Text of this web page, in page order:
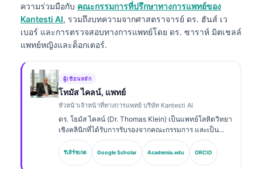
ความร่วมมือกับ คณะกรรมการที่ปรึกษาทางการแพทย์ของ
Kantesti AI, รวมถึงบทความจากศาสตราจารย์ ดร. ฮันส์ เว
เบอร์ และการตรวจสอบทางการแพทย์โดย ดร. ซาราห์ มิตเชลล์
แพทย์หญิงและด็อกเตอร์.
ผู้เขียนหลัก
โทมัส ไคลน์, แพทย์
หัวหน้าเจ้าหน้าที่ทางการแพทย์ บริษัท Kantesti AI
ดร. โธมัส ไคลน์ (Dr. Thomas Klein) เป็นแพทย์โลหิตวิทยา
เชิงคลินิกที่ได้รับการรับรองจากคณะกรรมการ และเป็น
แพทย์อายุรกรรม มีประสบการณ์มากกว่า 15 ปีด้าน
เวชศาสตร์ห้องปฏิบัติการและการวิเคราะห์ทางคลินิกที่ช่วย
ด้วย AI ในฐานะ Chief Medical Officer ที่ Kantesti AI
รีเสิร์ชเกต Google Scholar Academia.edu ORCID